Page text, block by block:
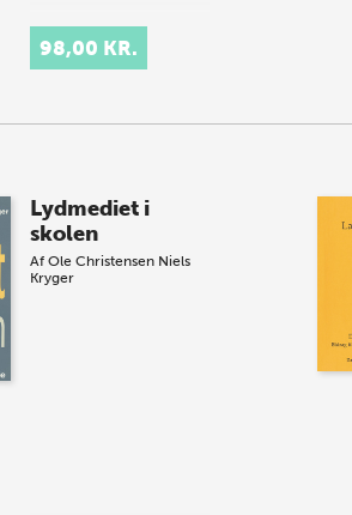
98,00 KR.
Lydmediet i
skolen
Af Ole Christensen Niels
Kryger